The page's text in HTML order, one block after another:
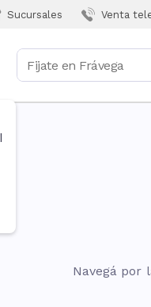
Sucursales Venta
Navegá por